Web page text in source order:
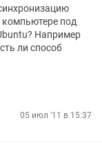
под
Например
ли способ
05 июл '11 в 15:37